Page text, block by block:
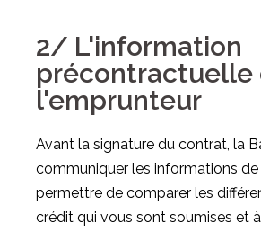
2/ L'information
précontractuelle
l'emprunteur
Avant la signature du contrat, la
communiquer les informations de
permettre de comparer les
crédit qui vous sont soumises et